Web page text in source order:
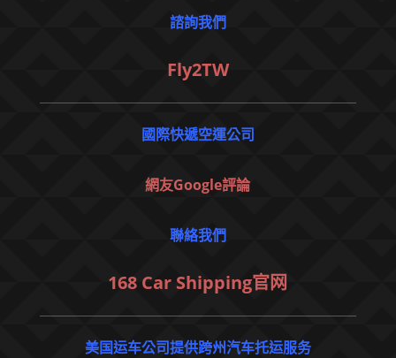
諮詢我們
Fly2TW
國際快遞空運公司
網友Google評論
聯絡我們
168 Car Shipping官网
美国运车公司提供跨州汽车托运服务